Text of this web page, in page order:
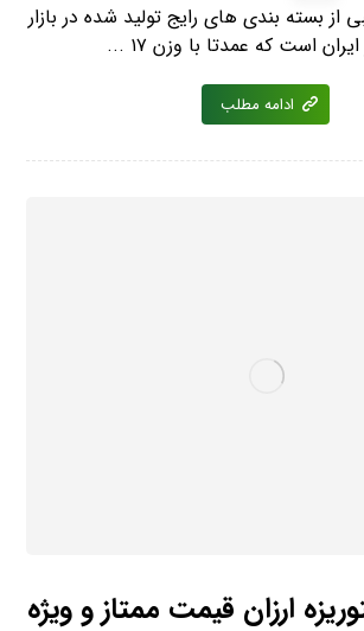
از بسته بندی های رایج تولید شده در بازار
است که عمدتا با وزن ۱۷ ...
ادامه مطلب
ارزان قیمت ممتاز و ویژه